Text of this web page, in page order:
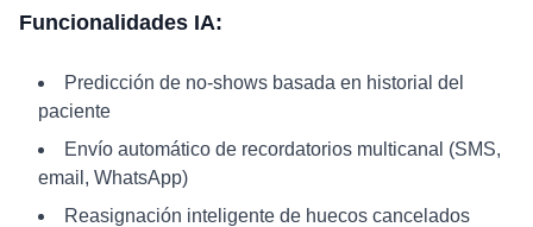
Funcionalidades IA:
Predicción de no-shows basada en historial del
paciente
Envío automático de recordatorios multicanal (SMS,
email, WhatsApp)
Reasignación inteligente de huecos cancelados